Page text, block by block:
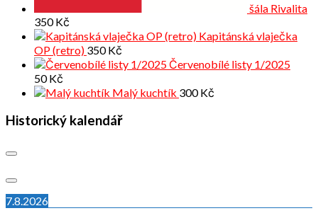
šála Rivalita
350Kč
Kapitánská vlaječka
OP (retro) 350Kč
Červenobílé listy 1/2025
50Kč
Malý kuchtík 300Kč
Historický kalendář
7.8.2026